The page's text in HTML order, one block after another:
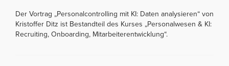
Der Vortrag „Personalcontrolling mit KI: Daten analysieren“ von
Kristoffer Ditz ist Bestandteil des Kurses „Personalwesen & KI:
Recruiting, Onboarding, Mitarbeiterentwicklung“.